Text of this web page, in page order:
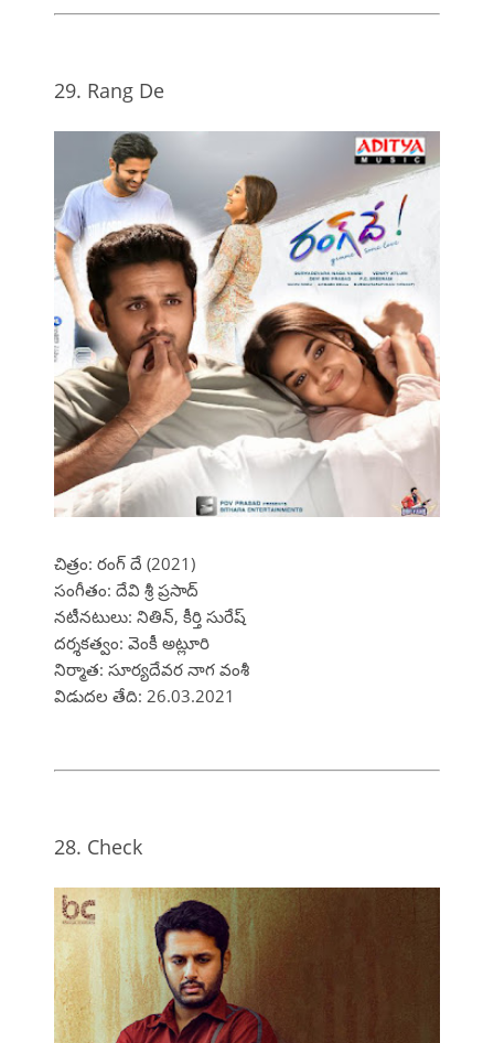
29. Rang De
చిత్రం: రంగ్ దే (2021)
సంగీతం: దేవి శ్రీ ప్రసాద్
నటీనటులు: నితిన్, కీర్తి సురేష్
దర్శకత్వం: వెంకీ అట్లూరి
నిర్మాత: సూర్యదేవర నాగ వంశీ
విడుదల తేది: 26.03.2021
28. Check